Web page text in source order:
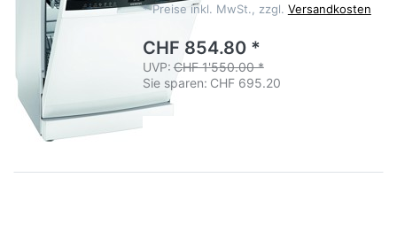
* Preise inkl. MwSt., zzgl. Versandkosten
CHF 854.80 *
UVP: CHF 1'550.00 *
Sie sparen: CHF 695.20